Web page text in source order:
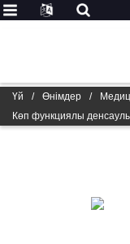
Үй / Өнімдер /
Көп функциялы